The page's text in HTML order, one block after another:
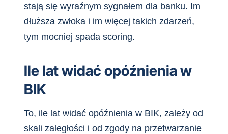
stają się wyraźnym sygnałem dla banku. Im
dłuższa zwłoka i im więcej takich zdarzeń,
tym mocniej spada scoring.
Ile lat widać opóźnienia w
BIK
To, ile lat widać opóźnienia w BIK, zależy od
skali zaległości i od zgody na przetwarzanie